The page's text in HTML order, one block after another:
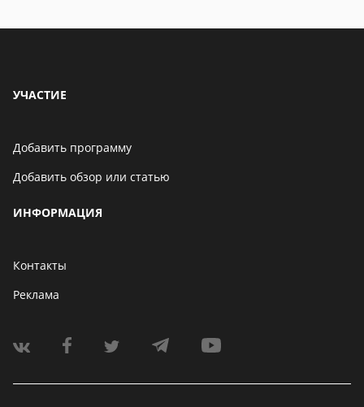
УЧАСТИЕ
Добавить программу
Добавить обзор или статью
ИНФОРМАЦИЯ
Контакты
Реклама